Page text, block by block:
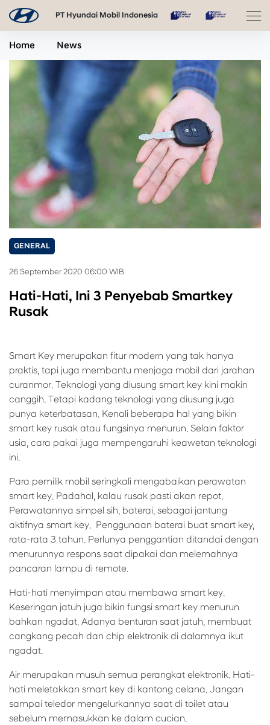
PT Hyundai Mobil Indonesia
Home News
GENERAL
26 September 2020 06:00 WIB
Hati-Hati, Ini 3 Penyebab Smartkey
Rusak
Smart Key merupakan fitur modern yang tak hanya
praktis, tapi juga membantu menjaga mobil dari jarahan
curanmor. Teknologi yang diusung smart key kini makin
canggih. Tetapi kadang teknologi yang diusung juga
punya keterbatasan. Kenali beberapa hal yang bikin
smart key rusak atau fungsinya menurun. Selain faktor
usia, cara pakai juga mempengaruhi keawetan teknologi
ini.
Para pemilik mobil seringkali mengabaikan perawatan
smart key. Padahal, kalau rusak pasti akan repot.
Perawatannya simpel sih, baterai, sebagai jantung
aktifnya smart key. Penggunaan baterai buat smart key,
rata-rata 3 tahun. Perlunya penggantian ditandai dengan
menurunnya respons saat dipakai dan melemahnya
pancaran lampu di remote.
Hati-hati menyimpan atau membawa smart key.
Keseringan jatuh juga bikin fungsi smart key menurun
bahkan ngadat. Adanya benturan saat jatuh, membuat
cangkang pecah dan chip elektronik di dalamnya ikut
ngadat.
Air merupakan musuh semua perangkat elektronik. Hati-
hati meletakkan smart key di kantong celana. Jangan
sampai teledor mengelurkannya saat di toilet atau
sebelum memasukkan ke dalam cucian.